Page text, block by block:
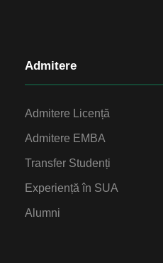
Admitere
Admitere Licență
Admitere EMBA
Transfer Studenți
Experiență în SUA
Alumni